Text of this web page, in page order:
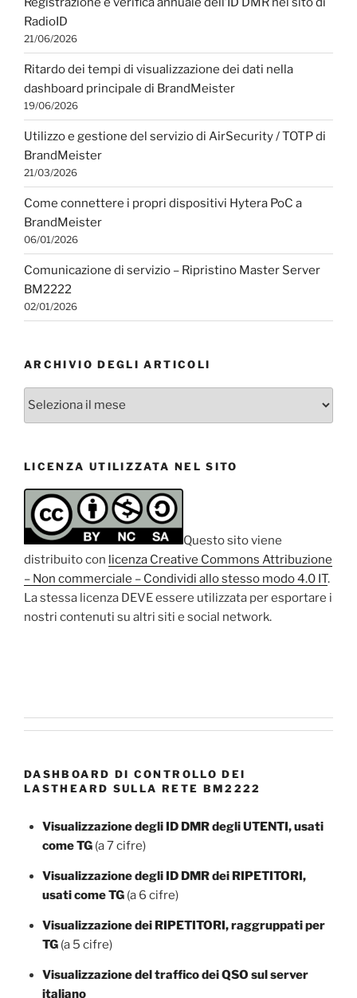
RadioID
21/06/2026
Ritardo dei tempi di visualizzazione dei dati nella
dashboard principale di BrandMeister
19/06/2026
Utilizzo e gestione del servizio di AirSecurity / TOTP di
BrandMeister
21/03/2026
Come connettere i propri dispositivi Hytera PoC a
BrandMeister
06/01/2026
Comunicazione di servizio – Ripristino Master Server
BM2222
02/01/2026
ARCHIVIO DEGLI ARTICOLI
Archivio
LICENZA UTILIZZATA NEL SITO
Questo sito viene
distribuito con licenza Creative Commons Attribuzione
– Non commerciale – Condividi allo stesso modo 4.0 IT.
La stessa licenza DEVE essere utilizzata per esportare i
nostri contenuti su altri siti e social network.
DASHBOARD DI CONTROLLO DEI
LASTHEARD SULLA RETE BM2222
Visualizzazione degli ID DMR degli UTENTI, usati
come TG(a 7 cifre)
Visualizzazione degli ID DMR dei RIPETITORI,
usati come TG(a 6 cifre)
Visualizzazione dei RIPETITORI, raggruppati per
TG(a 5 cifre)
Visualizzazione del traffico dei QSO sul server
italiano